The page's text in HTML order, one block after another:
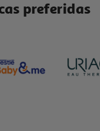
preferidas